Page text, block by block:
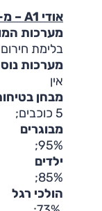
אודי A1 – מ-152,000 שקלים
מערכות
בלימת
מערכות
אין
מבחן בטיחות
5 כוכבים;
מבוגרים
95%;
ילדים
85%;
הולכי רגל